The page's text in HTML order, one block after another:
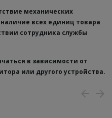
механических
всех единиц товара
сотрудника службы
в зависимости от
или другого устройства.